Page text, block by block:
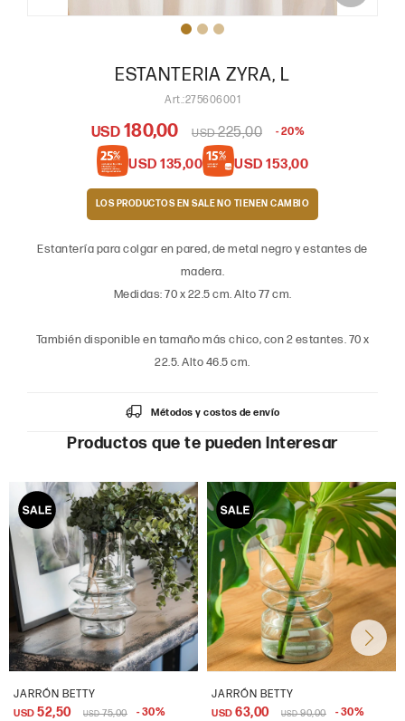
ESTANTERIA ZYRA, L
275606001
USD 180,00 USD225,00 20
USD 135,00 USD 153,00
LOS PRODUCTOS EN SALE
Estantería para colgar en pared, de metal negro y estantes de
madera.
Medidas: 70 x 22.5 cm. Alto 77 cm.
También disponible en tamaño más chico, con 2 estantes. 70 x
22.5. Alto 46.5 cm.
Métodos y costos de envío
Productos que te pueden interesar
JARRÓN BETTY
USD 52,50 USD 75,00 30
JARRÓN BETTY
USD 63,00 USD 90,00 30